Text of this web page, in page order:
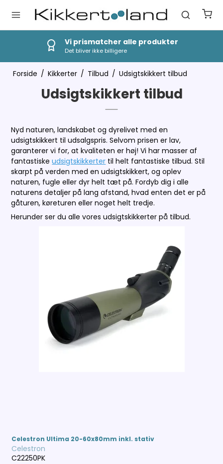
Hurtig Levering
1-3 dages levering
Forside / Kikkerter / Tilbud / Udsigtskikkert tilbud
Udsigtskikkert tilbud
Nyd naturen, landskabet og dyrelivet med en
udsigtskikkert til udsalgspris. Selvom prisen er lav,
garanterer vi for, at kvaliteten er høj! Vi har masser af
fantastiskeudsigtskikkerter til helt fantastiske tilbud. Stil
skarpt på verden med en udsigtskikkert, og oplev
naturen, fugle eller dyr helt tæt på. Fordyb dig i alle
naturens detaljer på lang afstand, hvad enten det er på
gåturen, køreturen eller noget helt tredje.
Herunder ser du alle vores udsigtskikkerter på tilbud.
Celestron Ultima 20-60x80mm inkl. stativ
Celestron
C22250PK